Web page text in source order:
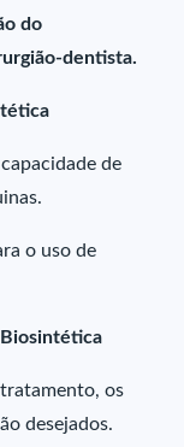
do
dentista.
de
o uso de
Biosintética
os
desejados.